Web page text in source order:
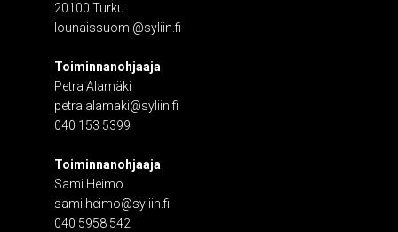
20100 Turku
lounaissuomi@syliin.fi
Toiminnanohjaaja
Petra Alamäki
petra.alamaki@syliin.fi
040 153 5399
Toiminnanohjaaja
Sami Heimo
sami.heimo@syliin.fi
040 5958 542